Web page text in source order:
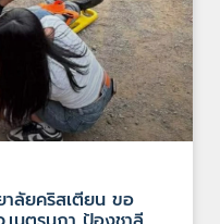
ลัยคริสเตียน ขอ